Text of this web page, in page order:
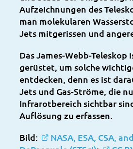
Aufzeichnungen des
man molekularen
Jets mitgerissen und
Das James-Webb-Teleskop
gerüstet, um solche
entdecken, denn es ist
Jets und Gas-Ströme, die
Infrarotbereich sichtbar
Auflösung zu erfassen.
Bild:
NASA, ESA, CSA,